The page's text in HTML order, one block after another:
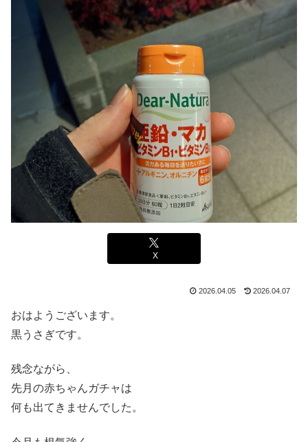
X
2026.04.05 2026.04.07
おはようございます。
黒うさぎです。
残念ながら、
先月の赤ちゃんガチャは
何も出てきませんでした。